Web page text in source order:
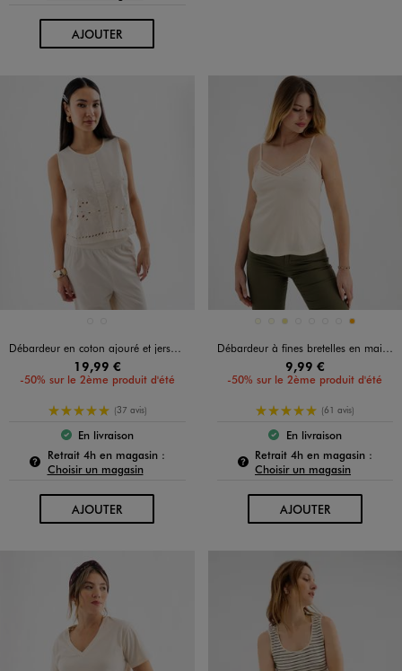
AJOUTERAU PANIER
Débardeur en coton ajouré et jersey femme
19,99 €
-50% sur le 2ème produit d'été
5/5 de moyenne
(37 avis)
Le produit est disponible :
En livraison
Retrait 4h en magasin :Pour connaître la disponibilité de ce produit :
Choisir un magasin
AJOUTERAU PANIER
Disponible en 8 coloris
ECRUKAKI MARRON STANDARD
NOIR STANDARD
ORANGE
Débardeur à fines bretelles en maille texturée et broderies femme
9,99 €
-50% sur le 2ème produit d'été
5/5 de moyenne
(61 avis)
Le produit est
En livraison
Retrait 4h en magasin :
Choisir un magasin
AJOUTERAU PANIER